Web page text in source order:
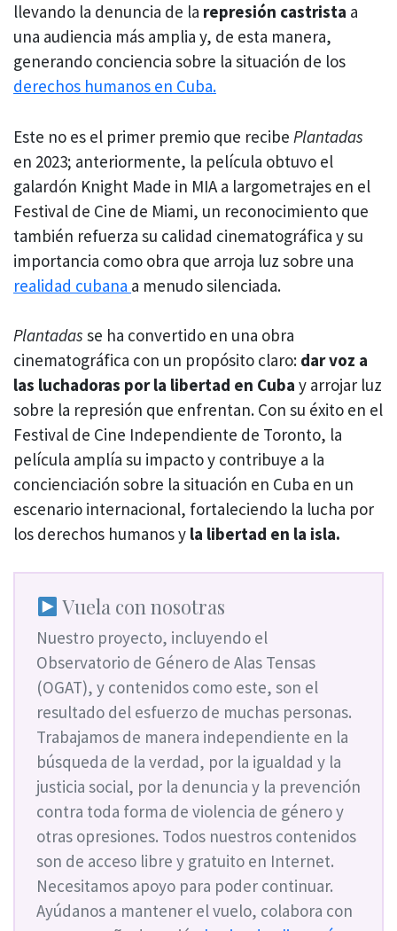
llevando la denuncia de la represión castrista a
una audiencia más amplia y, de esta manera,
generando conciencia sobre la situación de los
derechos humanos en Cuba.
Este no es el primer premio que recibe Plantadas
en 2023; anteriormente, la película obtuvo el
galardón Knight Made in MIA a largometrajes en el
Festival de Cine de Miami, un reconocimiento que
también refuerza su calidad cinematográfica y su
importancia como obra que arroja luz sobre una
realidad cubana a menudo silenciada.
Plantadas se ha convertido en una obra
cinematográfica con un propósito claro: dar voz a
las luchadoras por la libertad en Cuba y arrojar luz
sobre la represión que enfrentan. Con su éxito en el
Festival de Cine Independiente de Toronto, la
película amplía su impacto y contribuye a la
concienciación sobre la situación en Cuba en un
escenario internacional, fortaleciendo la lucha por
los derechos humanos y la libertad en la isla.
Vuela con nosotras
Nuestro proyecto, incluyendo el
Observatorio de Género de Alas Tensas
(OGAT), y contenidos como este, son el
resultado del esfuerzo de muchas personas.
Trabajamos de manera independiente en la
búsqueda de la verdad, por la igualdad y la
justicia social, por la denuncia y la prevención
contra toda forma de violencia de género y
otras opresiones. Todos nuestros contenidos
son de acceso libre y gratuito en Internet.
Necesitamos apoyo para poder continuar.
Ayúdanos a mantener el vuelo, colabora con